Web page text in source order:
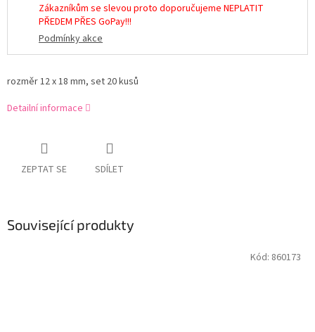
Zákazníkům se slevou proto doporučujeme NEPLATIT
PŘEDEM PŘES GoPay!!!
Podmínky akce
rozměr 12 x 18 mm, set 20 kusů
Detailní informace
ZEPTAT SE SDÍLET
Související produkty
Kód: 860173